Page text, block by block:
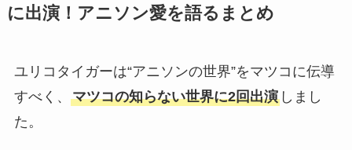
に出演！アニソン愛を語るまとめ
ユリコタイガーは“アニソンの世界”をマツコに伝導
すべく、 マツコの知らない世界に2回出演しまし
た。